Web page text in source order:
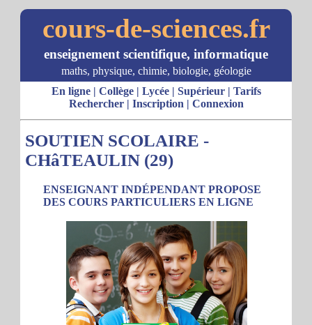
cours-de-sciences.fr
enseignement scientifique, informatique
maths, physique, chimie, biologie, géologie
En ligne| Collège| Lycée| Supérieur| Tarifs
Rechercher| Inscription | Connexion
SOUTIEN SCOLAIRE -
CHâTEAULIN (29)
ENSEIGNANT INDÉPENDANT PROPOSE
DES COURS PARTICULIERS EN LIGNE